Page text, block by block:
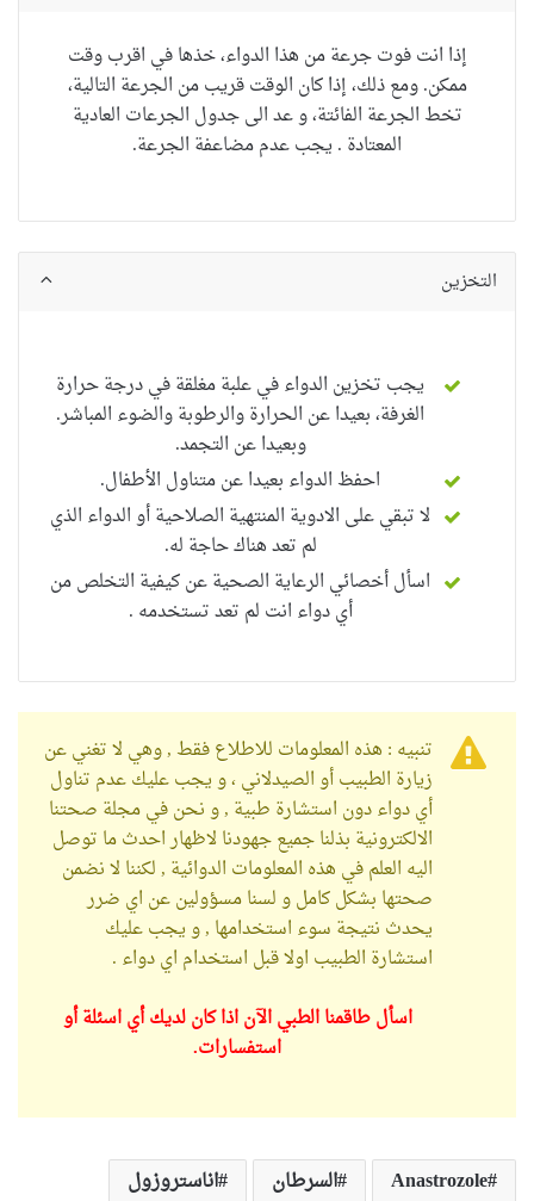
إذا انت فوت جرعة من هذا الدواء، خذها في اقرب وقت
ممكن. ومع ذلك، إذا كان الوقت قريب من الجرعة التالية،
تخط الجرعة الفائتة، و عد الى جدول الجرعات العادية
المعتادة . يجب عدم مضاعفة الجرعة.
التخزين
يجب تخزين الدواء في علبة مغلقة في درجة حرارة
الغرفة، بعيدا عن الحرارة والرطوبة والضوء المباشر.
وبعيدا عن التجمد.
احفظ الدواء بعيدا عن متناول الأطفال.
لا تبقي على الادوية المنتهية الصلاحية أو الدواء الذي
لم تعد هناك حاجة له.
اسأل أخصائي الرعاية الصحية عن كيفية التخلص من
أي دواء انت لم تعد تستخدمه .
تنبيه : هذه المعلومات للاطلاع فقط , وهي لا تغني عن
زيارة الطبيب أو الصيدلاني ، و يجب عليك عدم تناول
أي دواء دون استشارة طبية , و نحن في مجلة صحتنا
الالكترونية بذلنا جميع جهودنا لاظهار احدث ما توصل
اليه العلم في هذه المعلومات الدوائية , لكننا لا نضمن
صحتها بشكل كامل و لسنا مسؤولين عن اي ضرر
يحدث نتيجة سوء استخدامها , و يجب عليك
استشارة الطبيب اولا قبل استخدام اي دواء .
اسأل طاقمنا الطبي الآن اذا كان لديك أي اسئلة أو
استفسارات.
Anastrozole السرطان
اناستروزول